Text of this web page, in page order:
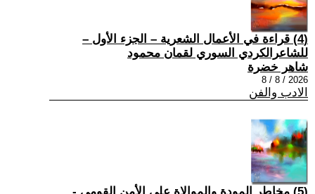
(4) قراءة في الأعمال الشعرية – الجزء الأول –
للشاعرالكردي السوري لقمان محمود
شاهر خضرة
2026 / 8 / 8
الادب والفن